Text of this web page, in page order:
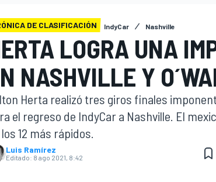
DE CLASIFICACIÓN IndyCar Nashville
LOGRA UNA
NASHVILLE Y
Herta realizó tres giros finales
el regreso de IndyCar a Nashville. El
12 más rápidos.
Luis Ramírez
Editado: 8 ago 2021, 8:42